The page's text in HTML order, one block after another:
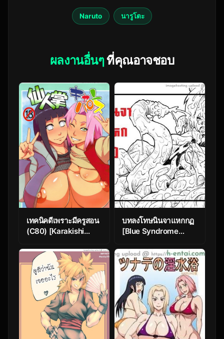
Naruto นารูโตะ
ผลงานอื่นๆที่คุณอาจชอบ
เทคนิคดีเพราะมีครูสอน
(C80) [Karakishi
(Sahara Wataru)]
Saboten Campus
(Naruto)
บทลงโทษนินจาแหกกฏ
[Blue Syndrome
Izonshou | Ninja
Dependence
~Syndrome~
(Naruto)